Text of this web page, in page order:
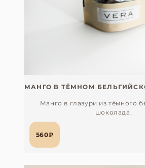
Манго в глазури из тёмного
шоколада.
560₽